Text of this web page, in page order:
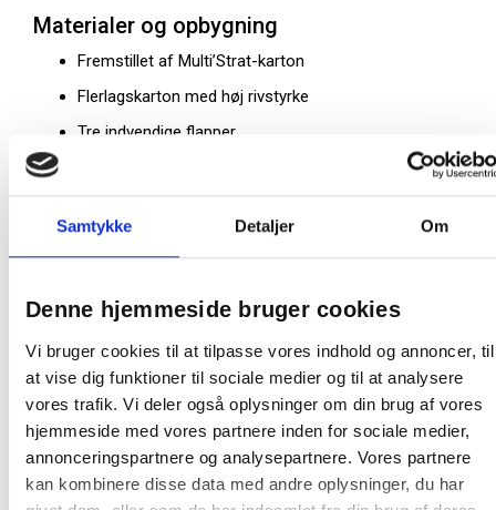
Samtykke Detaljer Om
Denne hjemmeside bruger cookies
Vi bruger cookies til at tilpasse vores indhold og annoncer, til
at vise dig funktioner til sociale medier og til at analysere
vores trafik. Vi deler også oplysninger om din brug af vores
hjemmeside med vores partnere inden for sociale medier,
annonceringspartnere og analysepartnere. Vores partnere
kan kombinere disse data med andre oplysninger, du har
Materialer og opbygning
Fremstillet af Multi’Strat-karton
Flerlagskarton med høj rivstyrke
Tre indvendige flapper
Trykt skrivefelt på forsiden
Egenskaber og funktioner
Kapacitet op til 200 ark
Høj modstandsdygtighed mod slid
Stabil lukning med elastikker
Overskuelig identifikation via skrivefelt
Forskelle i betegnelse